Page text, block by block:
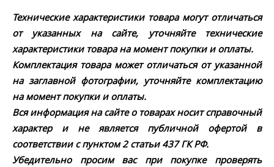
Технические характеристики товара могут отличаться
от указанных на сайте, уточняйте технические
характеристики товара на момент покупки и оплаты.
Комплектация товара может отличаться от указанной
на заглавной фотографии, уточняйте комплектацию
на момент покупки и оплаты.
Вся информация на сайте о товарах носит справочный
характер и не является публичной офертой в
соответствии с пунктом 2 статьи 437 ГК РФ.
Убедительно просим вас при покупке проверять